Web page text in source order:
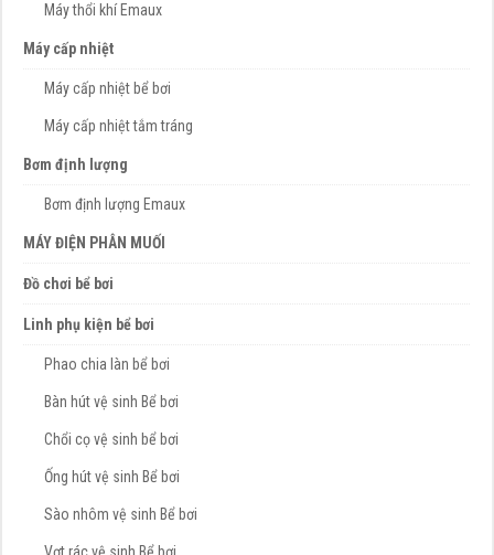
Máy thổi khí Emaux
Máy cấp nhiệt
Máy cấp nhiệt bể bơi
Máy cấp nhiệt tắm tráng
Bơm định lượng
Bơm định lượng Emaux
MÁY ĐIỆN PHÂN MUỐI
Đồ chơi bể bơi
Linh phụ kiện bể bơi
Phao chia làn bể bơi
Bàn hút vệ sinh Bể bơi
Chổi cọ vệ sinh bể bơi
Ống hút vệ sinh Bể bơi
Sào nhôm vệ sinh Bể bơi